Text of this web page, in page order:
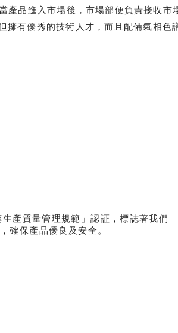
品進入市場後，市場部便負責接收
有優秀的技術人才，而且配備氣相
產質量管理規範」認証，標誌著我們
要求，確保產品優良及安全。